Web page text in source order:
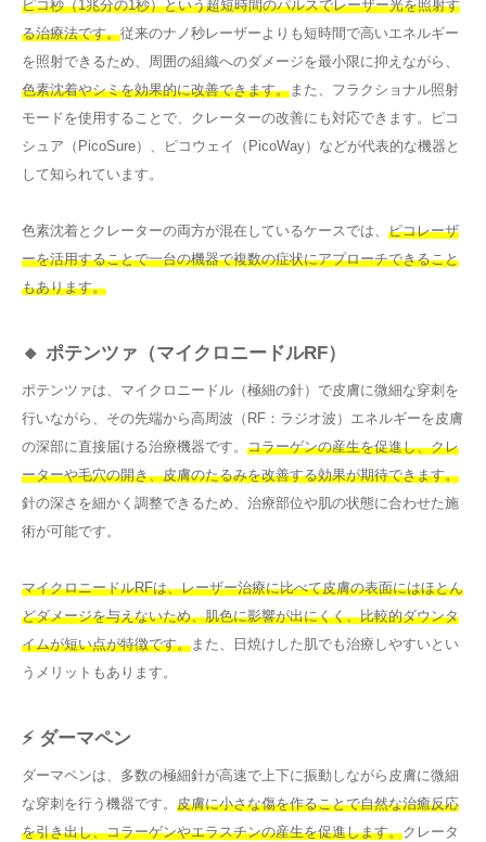
ピコ秒（1兆分の1秒）という超短時間のパルスでレーザー光を照射す
る治療法です。従来のナノ秒レーザーよりも短時間で高いエネルギー
を照射できるため、周囲の組織へのダメージを最小限に抑えながら、
色素沈着やシミを効果的に改善できます。また、フラクショナル照射
モードを使用することで、クレーターの改善にも対応できます。ピコ
シュア（PicoSure）、ピコウェイ（PicoWay）などが代表的な機器と
して知られています。
色素沈着とクレーターの両方が混在しているケースでは、 ピコレーザ
ーを活用することで一台の機器で複数の症状にアプローチできること
もあります。
🔸 ポテンツァ（マイクロニードルRF）
ポテンツァは、マイクロニードル（極細の針）で皮膚に微細な穿刺を
行いながら、その先端から高周波（RF：ラジオ波）エネルギーを皮膚
の深部に直接届ける治療機器です。 コラーゲンの産生を促進し、クレ
ーターや毛穴の開き、皮膚のたるみを改善する効果が期待できます。
針の深さを細かく調整できるため、治療部位や肌の状態に合わせた施
術が可能です。
マイクロニードルRFは、レーザー治療に比べて皮膚の表面にはほとん
どダメージを与えないため、肌色に影響が出にくく、比較的ダウンタ
イムが短い点が特徴です。また、日焼けした肌でも治療しやすいとい
うメリットもあります。
⚡ ダーマペン
ダーマペンは、多数の極細針が高速で上下に振動しながら皮膚に微細
な穿刺を行う機器です。 皮膚に小さな傷を作ることで自然な治癒反応
を引き出し、コラーゲンやエラスチンの産生を促進します。クレータ